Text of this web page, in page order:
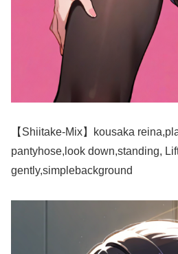
【Shiitake-Mix】kousaka
pantyhose,look down,standing,
gently,simplebackground